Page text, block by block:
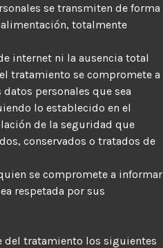
se transmiten de forma
totalmente
internet ni la ausencia total
tratamiento se compromete a
personales que sea
lo establecido en el
de la seguridad que
conservados o tratados de
se compromete a informar
respetada por sus
del tratamiento los siguientes